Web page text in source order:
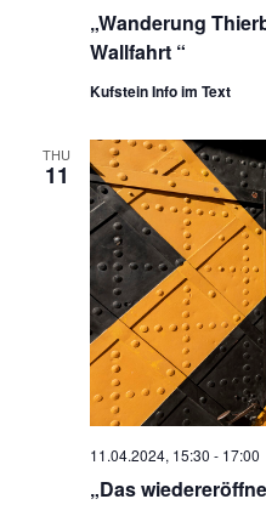
„Wanderung
Wallfahrt “
Kufstein Info im Text
THU
11
„Das
11.04.2024, 15:30 - 17:00